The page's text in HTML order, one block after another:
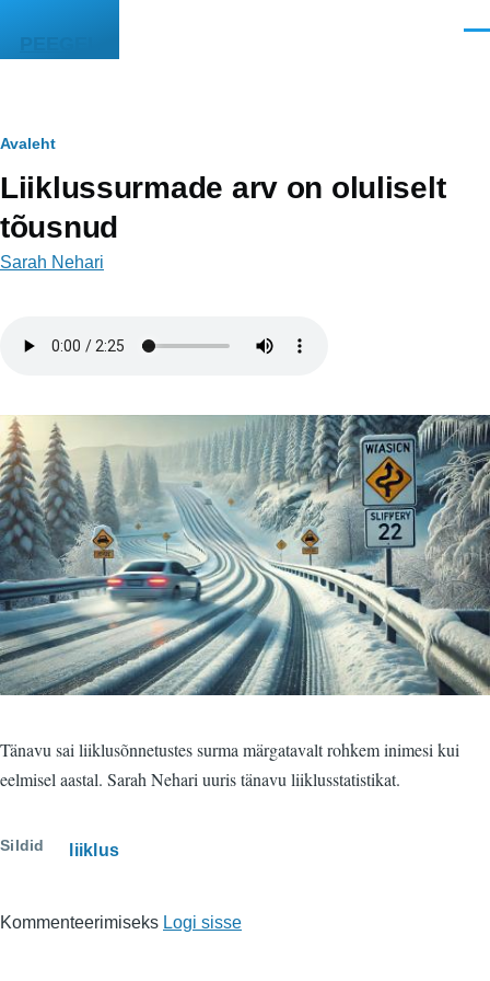
PEEGEL
Leivapuru
Avaleht
Liiklussurmade arv on oluliselt
tõusnud
Sarah Nehari
Tänavu sai liiklusõnnetustes surma märgatavalt rohkem inimesi kui
eelmisel aastal. Sarah Nehari uuris tänavu liiklusstatistikat.
Sildid liiklus
Kommenteerimiseks Logi sisse